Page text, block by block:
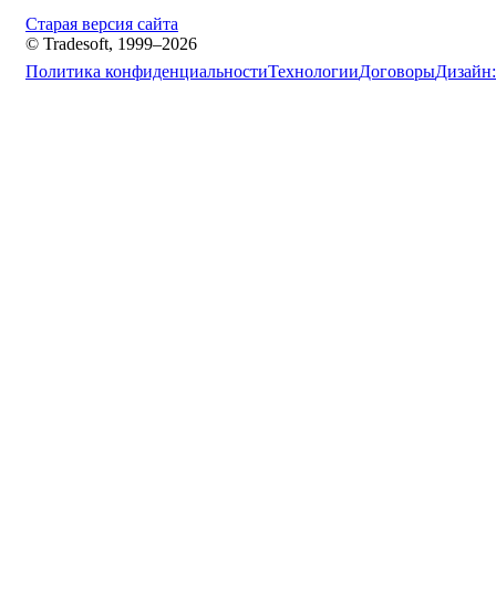
Старая версия сайта
© Tradesoft, 1999–2026
Политика конфиденциальностиТехнологииДоговорыДизайн: